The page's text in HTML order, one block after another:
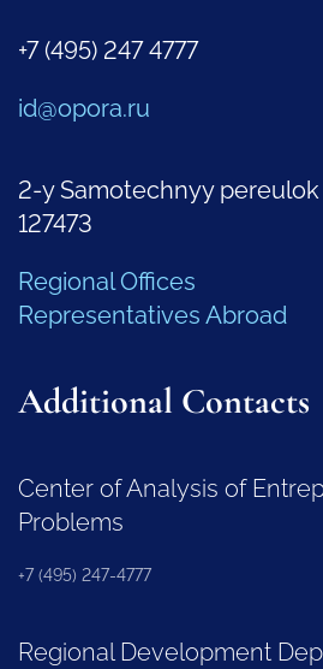
+7 (495) 247 4777
id@opora.ru
2-y Samotechnyy
127473
Regional Offices
Representatives Abroad
Additional Contacts
Center of Analysis of
Problems
+7 (495) 247-4777
Regional Development